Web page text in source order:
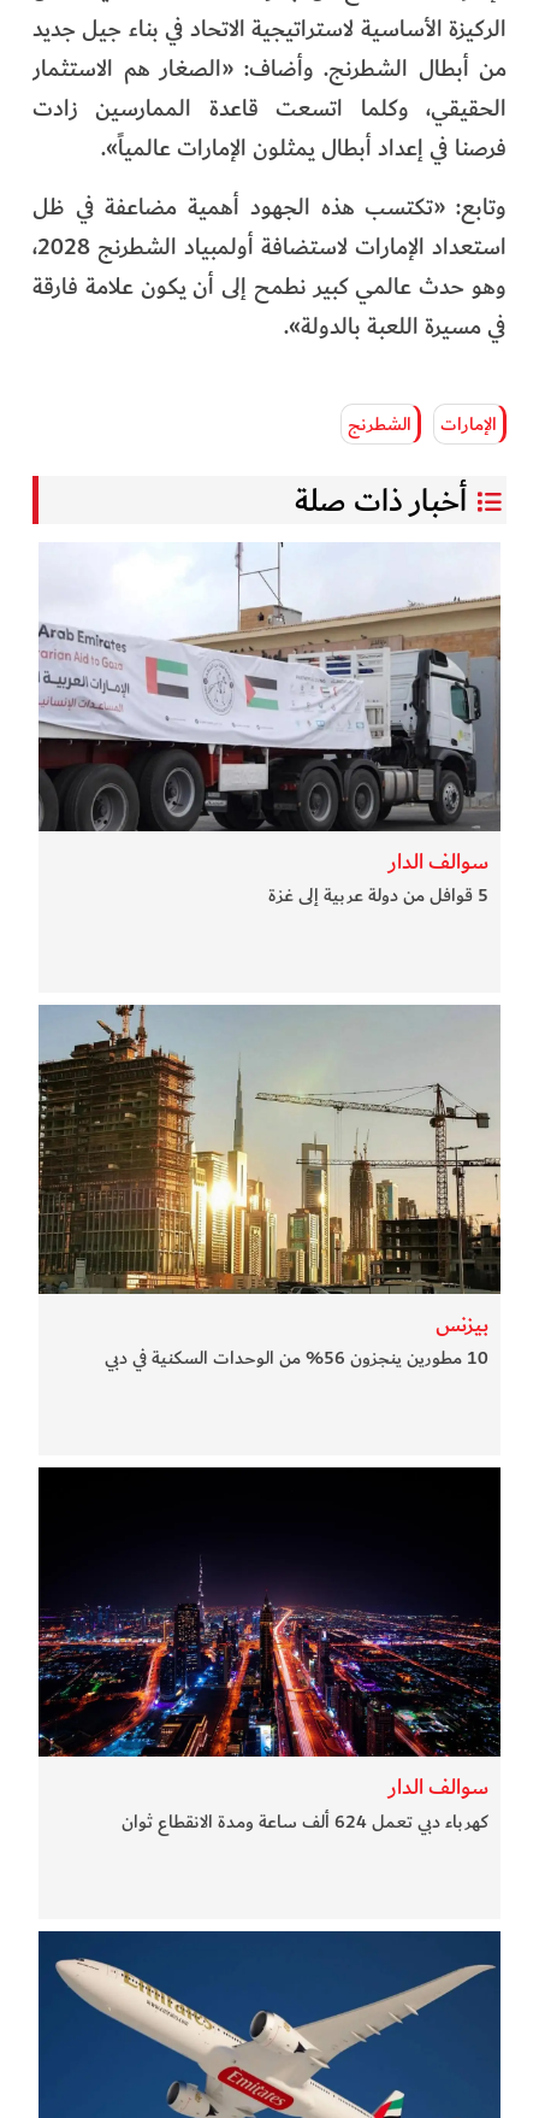
الركيزة الأساسية لاستراتيجية الاتحاد في بناء جيل جديد
من أبطال الشطرنج. وأضاف: «الصغار هم الاستثمار
الحقيقي، وكلما اتسعت قاعدة الممارسين زادت
فرصنا في إعداد أبطال يمثلون الإمارات عالمياً».
وتابع: «تكتسب هذه الجهود أهمية مضاعفة في ظل
استعداد الإمارات لاستضافة أولمبياد الشطرنج 2028،
وهو حدث عالمي كبير نطمح إلى أن يكون علامة فارقة
في مسيرة اللعبة بالدولة».
الإمارات الشطرنج
أخبار ذات صلة
سوالف الدار
5 قوافل من دولة عربية إلى غزة
بيزنس
10 مطورين ينجزون 56% من الوحدات السكنية في دبي
سوالف الدار
كهرباء دبي تعمل 624 ألف ساعة ومدة الانقطاع ثوان